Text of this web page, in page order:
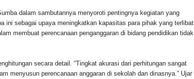
dalam sambutannya menyoroti pentingnya kegiatan yang
ini sebagai upaya meningkatkan kapasitas para pihak yang terlibat
membuat perencanaan penganggaran di bidang pendidikan tidak
secara detail. “Tingkat akurasi dari perhitungan sangat
menyusun perencanaan anggaran di sekolah dan dinasnya.” Ujar